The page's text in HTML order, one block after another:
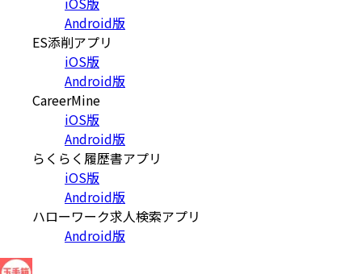
Android版
ES添削アプリ
iOS版
Android版
CareerMine
iOS版
Android版
らくらく履歴書アプリ
iOS版
Android版
ハローワーク求人検索アプリ
Android版